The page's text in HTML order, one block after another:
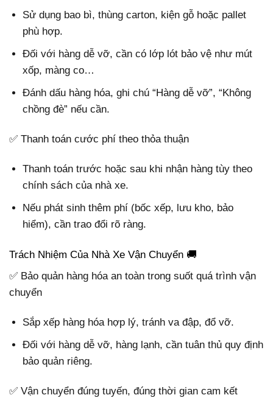
Sử dụng bao bì, thùng carton, kiện gỗ hoặc pallet
phù hợp.
Đối với hàng dễ vỡ, cần có lớp lót bảo vệ như mút
xốp, màng co…
Đánh dấu hàng hóa, ghi chú “Hàng dễ vỡ”, “Không
chồng đè” nếu cần.
✅ Thanh toán cước phí theo thỏa thuận
Thanh toán trước hoặc sau khi nhận hàng tùy theo
chính sách của nhà xe.
Nếu phát sinh thêm phí (bốc xếp, lưu kho, bảo
hiểm), cần trao đổi rõ ràng.
Trách Nhiệm Của Nhà Xe Vận Chuyển 🚚
✅ Bảo quản hàng hóa an toàn trong suốt quá trình vận
chuyển
Sắp xếp hàng hóa hợp lý, tránh va đập, đổ vỡ.
Đối với hàng dễ vỡ, hàng lạnh, cần tuân thủ quy định
bảo quản riêng.
✅ Vận chuyển đúng tuyến, đúng thời gian cam kết